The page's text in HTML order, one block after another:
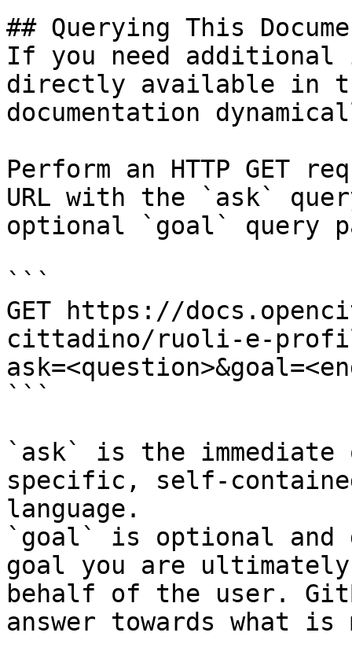
## Querying This
If you need
directly available in
documentation
Perform an HTTP GET
URL with the `ask`
optional `goal` query
```
GET https://
cittadino/ruoli-e-
```
`ask` is the
specific, self-
language.
`goal` is optional and
goal you are
behalf of the user.
answer towards what